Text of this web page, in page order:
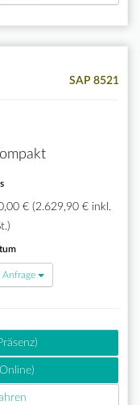
SAP 8521
€ (2.629,90 € inkl.
Anfrage